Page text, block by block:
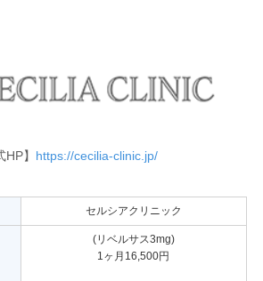
HP】 https://cecilia-clinic.jp/
セルシアクリニック
(リベルサス3mg)
1ヶ月16,500円